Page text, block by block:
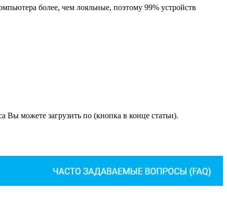
более, чем лояльные, поэтому 99% устройств
можете загрузить по (кнопка в конце статьи).